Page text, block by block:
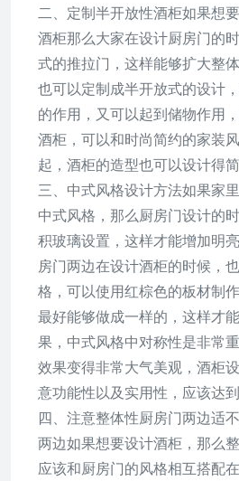
二、定制半开放性酒柜如果想
酒柜那么大家在设计厨房门的
式的推拉门，这样能够扩大整
也可以定制成半开放式的设计
的作用，又可以起到储物作用
酒柜，可以和时尚简约的家装
起，酒柜的造型也可以设计得简
三、中式风格设计方法如果家
中式风格，那么厨房门设计的
积玻璃设置，这样才能增加明
房门两边在设计酒柜的时候，
格，可以使用红棕色的板材制
最好能够做成一样的，这样才
果，中式风格中对称性是非常
效果变得非常大气美观，酒柜
意功能性以及实用性，应该达
四、注意整体性厨房门两边适
两边如果想要设计酒柜，那么
应该和厨房门的风格相互搭配